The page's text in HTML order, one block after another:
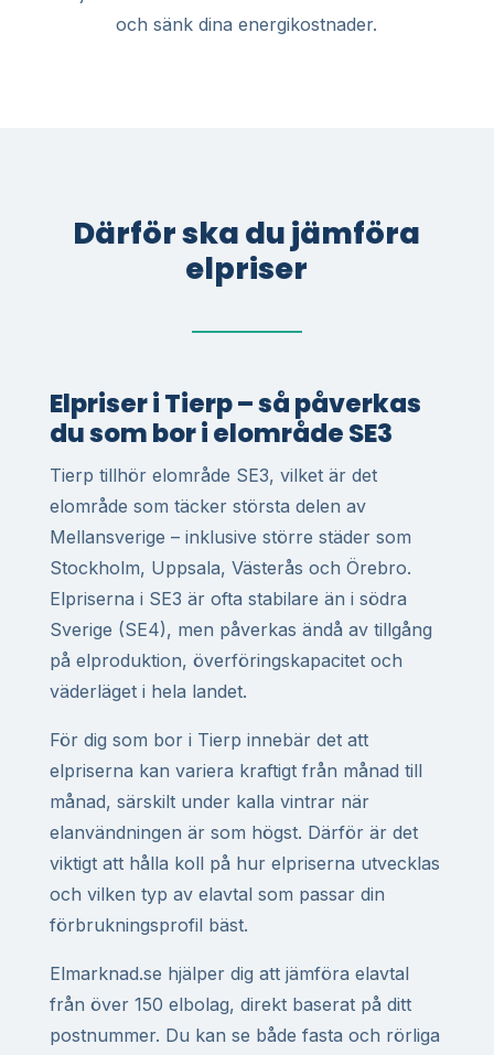
och sänk dina energikostnader.
Därför ska du jämföra
elpriser
Elpriser i Tierp – så påverkas
du som bor i elområde SE3
Tierp tillhör elområde SE3, vilket är det
elområde som täcker största delen av
Mellansverige – inklusive större städer som
Stockholm, Uppsala, Västerås och Örebro.
Elpriserna i SE3 är ofta stabilare än i södra
Sverige (SE4), men påverkas ändå av tillgång
på elproduktion, överföringskapacitet och
väderläget i hela landet.
För dig som bor i Tierp innebär det att
elpriserna kan variera kraftigt från månad till
månad, särskilt under kalla vintrar när
elanvändningen är som högst. Därför är det
viktigt att hålla koll på hur elpriserna utvecklas
och vilken typ av elavtal som passar din
förbrukningsprofil bäst.
Elmarknad.se hjälper dig att jämföra elavtal
från över 150 elbolag, direkt baserat på ditt
postnummer. Du kan se både fasta och rörliga